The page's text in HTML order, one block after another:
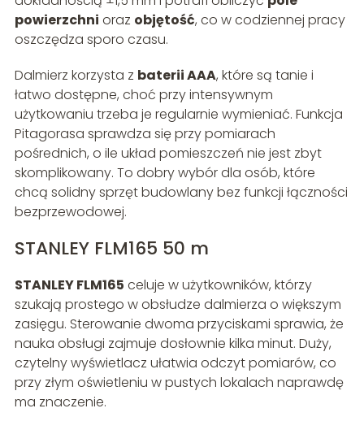
powierzchni oraz objętość, co w codziennej pracy
oszczędza sporo czasu.
Dalmierz korzysta z baterii AAA, które są tanie i
łatwo dostępne, choć przy intensywnym
użytkowaniu trzeba je regularnie wymieniać. Funkcja
Pitagorasa sprawdza się przy pomiarach
pośrednich, o ile układ pomieszczeń nie jest zbyt
skomplikowany. To dobry wybór dla osób, które
chcą solidny sprzęt budowlany bez funkcji łączności
bezprzewodowej.
STANLEY FLM165 50 m
STANLEY FLM165 celuje w użytkowników, którzy
szukają prostego w obsłudze dalmierza o większym
zasięgu. Sterowanie dwoma przyciskami sprawia, że
nauka obsługi zajmuje dosłownie kilka minut. Duży,
czytelny wyświetlacz ułatwia odczyt pomiarów, co
przy złym oświetleniu w pustych lokalach naprawdę
ma znaczenie.